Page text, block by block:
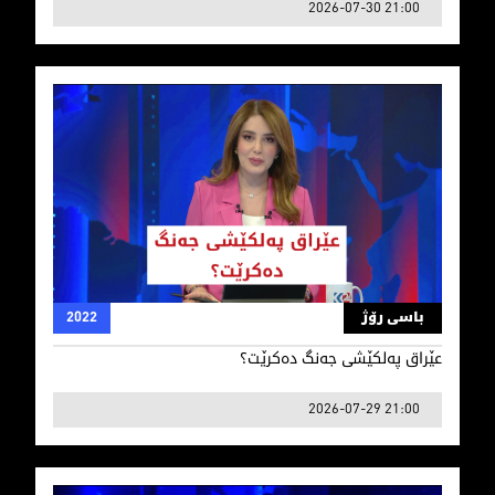
2026-07-30 21:00
عێراق په‌لكێشی جه‌نگ ده‌كرێت؟
باسی رۆژ 2022
عێراق په‌لكێشی جه‌نگ ده‌كرێت؟
2026-07-29 21:00